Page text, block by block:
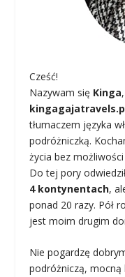
Cześć!
Nazywam się Kinga
tłumaczem języka
podróżniczką.
życia bez
Do tej pory
4 kontynentach,
ponad 20 razy. Pół
jest moim drugim
Nie pogardzę
podróżniczą, mocną